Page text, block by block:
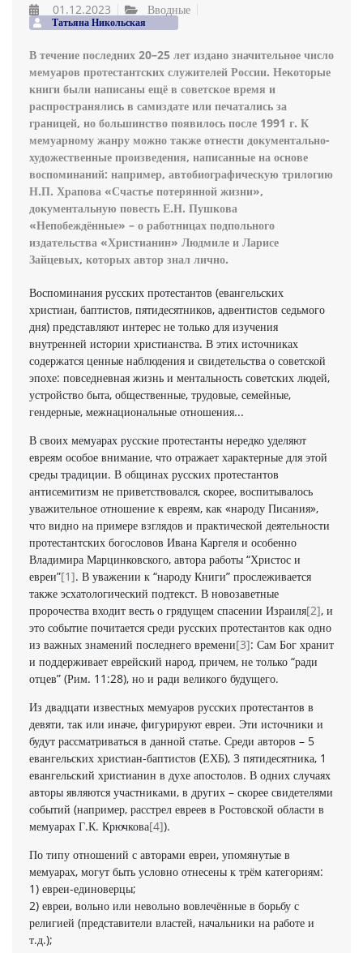
01.12.2023 Вводные
Татьяна Никольская
В течение последних 20–25 лет издано значительное число
мемуаров протестантских служителей России. Некоторые
книги были написаны ещё в советское время и
распространялись в самиздате или печатались за
границей, но большинство появилось после 1991 г. К
мемуарному жанру можно также отнести документально-
художественные произведения, написанные на основе
воспоминаний: например, автобиографическую трилогию
Н.П. Храпова «Счастье потерянной жизни»,
документальную повесть Е.Н. Пушкова
«Непобеждённые» – о работницах подпольного
издательства «Христианин» Людмиле и Ларисе
Зайцевых, которых автор знал лично.
Воспоминания русских протестантов (евангельских
христиан, баптистов, пятидесятников, адвентистов седьмого
дня) представляют интерес не только для изучения
внутренней истории христианства. В этих источниках
содержатся ценные наблюдения и свидетельства о советской
эпохе: повседневная жизнь и ментальность советских людей,
устройство быта, общественные, трудовые, семейные,
гендерные, межнациональные отношения...
В своих мемуарах русские протестанты нередко уделяют
евреям особое внимание, что отражает характерные для этой
среды традиции. В общинах русских протестантов
антисемитизм не приветствовался, скорее, воспитывалось
уважительное отношение к евреям, как «народу Писания»,
что видно на примере взглядов и практической деятельности
протестантских богословов Ивана Каргеля и особенно
Владимира Марцинковского, автора работы “Христос и
евреи”[1]. В уважении к “народу Книги” прослеживается
также эсхатологический подтекст. В новозаветные
пророчества входит весть о грядущем спасении Израиля[2], и
это событие почитается среди русских протестантов как одно
из важных знамений последнего времени[3]: Сам Бог хранит
и поддерживает еврейский народ, причем, не только “ради
отцев” (Рим. 11:28), но и ради великого будущего.
Из двадцати известных мемуаров русских протестантов в
девяти, так или иначе, фигурируют евреи. Эти источники и
будут рассматриваться в данной статье. Среди авторов – 5
евангельских христиан-баптистов (ЕХБ), 3 пятидесятника, 1
евангельский христианин в духе апостолов. В одних случаях
авторы являются участниками, в других – скорее свидетелями
событий (например, расстрел евреев в Ростовской области в
мемуарах Г.К. Крючкова[4]).
По типу отношений с авторами евреи, упомянутые в
мемуарах, могут быть условно отнесены к трём категориям:
1) евреи-единоверцы;
2) евреи, вольно или невольно вовлечённые в борьбу с
религией (представители властей, начальники на работе и
т.д.);